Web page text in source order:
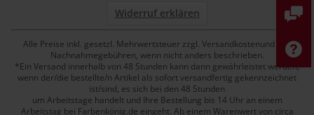
Widerruf erklären
Alle Preise inkl. gesetzl. Mehrwertsteuer zzgl. Versandkostenund ggf.
Nachnahmegebühren, wenn nicht anders beschrieben.
*Ein Versand innerhalb von 48 Stunden kann dann gewährleistet werden,
wenn der/die bestellte/n Artikel als sofort versandfertig gekennzeichnet
ist/sind, es sich bei den 48 Stunden
um Arbeitstage handelt und Ihre Bestellung bis 14 Uhr an einem
Arbeitstag bei Farbenkönig.de eingeht. Ab einem Warenwert von circa